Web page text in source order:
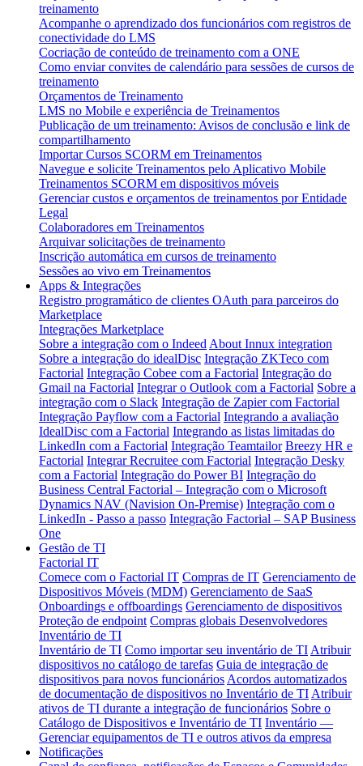
treinamento
Acompanhe o aprendizado dos funcionários com registros de
conectividade do LMS
Cocriação de conteúdo de treinamento com a ONE
Como enviar convites de calendário para sessões de cursos de
treinamento
Orçamentos de Treinamento
LMS no Mobile e experiência de Treinamentos
Publicação de um treinamento: Avisos de conclusão e link de
compartilhamento
Importar Cursos SCORM em Treinamentos
Navegue e solicite Treinamentos pelo Aplicativo Mobile
Treinamentos SCORM em dispositivos móveis
Gerenciar custos e orçamentos de treinamentos por Entidade
Legal
Colaboradores em Treinamentos
Arquivar solicitações de treinamento
Inscrição automática em cursos de treinamento
Sessões ao vivo em Treinamentos
Apps & Integrações
Registro programático de clientes OAuth para parceiros do
Marketplace
Integrações Marketplace
Sobre a integração com o Indeed About Innux integration
Sobre a integração do idealDisc Integração ZKTeco com
Factorial Integração Cobee com a Factorial Integração do
Gmail na Factorial Integrar o Outlook com a Factorial Sobre a
integração com o Slack Integração de Zapier com Factorial
Integração Payflow com a Factorial Integrando a avaliação
IdealDisc com a Factorial Integrando as listas limitadas do
LinkedIn com a Factorial Integração Teamtailor Breezy HR e
Factorial Integrar Recruitee com Factorial Integração Desky
com a Factorial Integração do Power BI Integração do
Business Central Factorial – Integração com o Microsoft
Dynamics NAV (Navision On-Premise) Integração com o
LinkedIn - Passo a passo Integração Factorial – SAP Business
One
Gestão de TI
Factorial IT
Comece com o Factorial IT Compras de IT Gerenciamento de
Dispositivos Móveis (MDM) Gerenciamento de SaaS
Onboardings e offboardings Gerenciamento de dispositivos
Proteção de endpoint Compras globais Desenvolvedores
Inventário de TI
Inventário de TI Como importar seu inventário de TI Atribuir
dispositivos no catálogo de tarefas Guia de integração de
dispositivos para novos funcionários Acordos automatizados
de documentação de dispositivos no Inventário de TI Atribuir
ativos de TI durante a integração de funcionários Sobre o
Catálogo de Dispositivos e Inventário de TI Inventário —
Gerenciar equipamentos de TI e outros ativos da empresa
Notificações